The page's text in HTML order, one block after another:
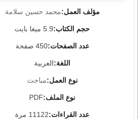
مؤلف العمل:محمد حسين سلامة
حجم الكتاب:5.9 ميغا بايت
عدد الصفحات:450 صفحة
اللغة:العربية
نوع العمل:مباحث
نوع الملف:PDF
عدد القراءات:11122 مرة